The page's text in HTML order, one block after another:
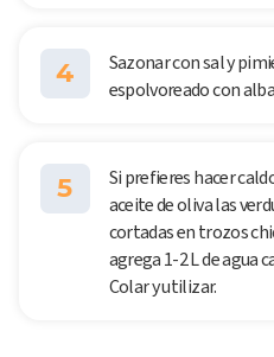
4
Sazonar con sal y
espolvoreado con
5
Si prefieres hacer
aceite de oliva las
cortadas en trozos
agrega 1-2 L de agua
Colar y utilizar.